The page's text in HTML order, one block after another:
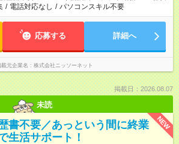
/ 電話対応なし / パソコンスキル不要
応募する 詳細へ
載元企業名 株式会社ニッソーネット
掲載日：2026.08.07
未読
NEW
書不要／あっという間に終業
生活サポート！